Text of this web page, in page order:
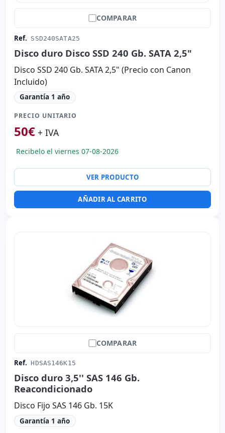
COMPARAR
Ref. SSD240SATA25
Disco duro Disco SSD 240 Gb. SATA 2,5"
Disco SSD 240 Gb. SATA 2,5" (Precio con Canon
Incluido)
Garantía 1 año
PRECIO UNITARIO
50€ + IVA
Recibelo el viernes 07-08-2026
VER PRODUCTO
AÑADIR AL CARRITO
COMPARAR
Ref. HDSAS146K15
Disco duro 3,5'' SAS 146 Gb.
Reacondicionado
Disco Fijo SAS 146 Gb. 15K
Garantía 1 año